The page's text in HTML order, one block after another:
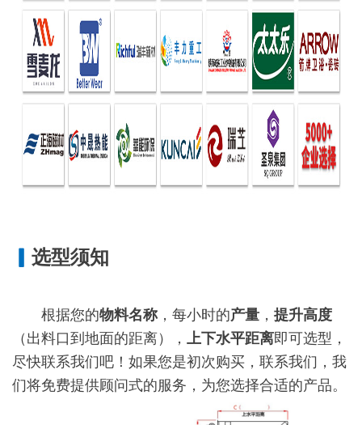
选型须知
根据您的物料名称 ，每小时的产量 ， 提升高度
（出料口到地面的距离），
上下水平距离即可选型，
尽快联系我们吧！如果您是初次购买，联系我们，我
们将免费提供顾问式的服务，为您选择合适的产品。